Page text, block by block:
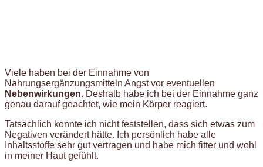
Viele haben bei der Einnahme von
Nahrungsergänzungsmitteln Angst vor eventuellen
Nebenwirkungen. Deshalb habe ich bei der Einnahme ganz
genau darauf geachtet, wie mein Körper reagiert.
Tatsächlich konnte ich nicht feststellen, dass sich etwas zum
Negativen verändert hätte. Ich persönlich habe alle
Inhaltsstoffe sehr gut vertragen und habe mich fitter und wohl
in meiner Haut gefühlt.